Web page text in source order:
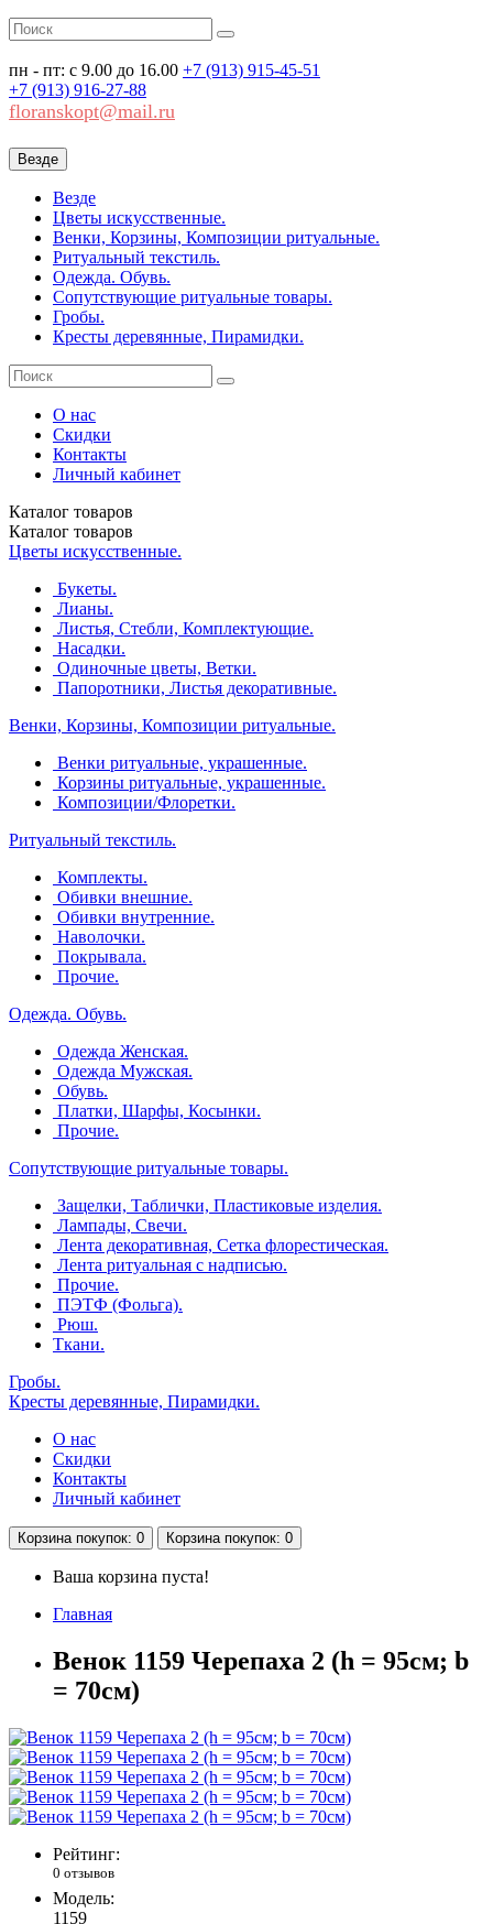
пн - пт: с 9.00 до 16.00 +7 (913) 915-45-51
+7 (913) 916-27-88
floranskopt@mail.ru
Везде
Везде
Цветы искусственные.
Венки, Корзины, Композиции ритуальные.
Ритуальный текстиль.
Одежда. Обувь.
Сопутствующие ритуальные товары.
Гробы.
Кресты деревянные, Пирамидки.
О нас
Скидки
Контакты
Личный кабинет
Каталог товаров
Каталог товаров
Цветы искусственные.
Букеты.
Лианы.
Листья, Стебли, Комплектующие.
Насадки.
Одиночные цветы, Ветки.
Папоротники, Листья декоративные.
Венки, Корзины, Композиции ритуальные.
Венки ритуальные, украшенные.
Корзины ритуальные, украшенные.
Композиции/Флоретки.
Ритуальный текстиль.
Комплекты.
Обивки внешние.
Обивки внутренние.
Наволочки.
Покрывала.
Прочие.
Одежда. Обувь.
Одежда Женская.
Одежда Мужская.
Обувь.
Платки, Шарфы, Косынки.
Прочие.
Сопутствующие ритуальные товары.
Защелки, Таблички, Пластиковые изделия.
Лампады, Свечи.
Лента декоративная, Сетка флорестическая.
Лента ритуальная с надписью.
Прочие.
ПЭТФ (Фольга).
Рюш.
Ткани.
Гробы.
Кресты деревянные, Пирамидки.
О нас
Скидки
Контакты
Личный кабинет
Корзинапокупок: 0 Корзинапокупок: 0
Ваша корзина пуста!
Главная
Венок 1159 Черепаха 2 (h = 95см; b
= 70см)
Рейтинг:
0 отзывов
Модель:
1159